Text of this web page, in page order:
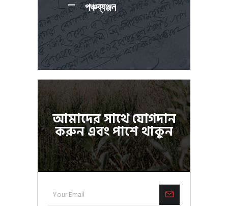
পঞ্চব্যঞ্জন
আমাদের সাথে যোগদান
করুন এবং পাশে থাকুন